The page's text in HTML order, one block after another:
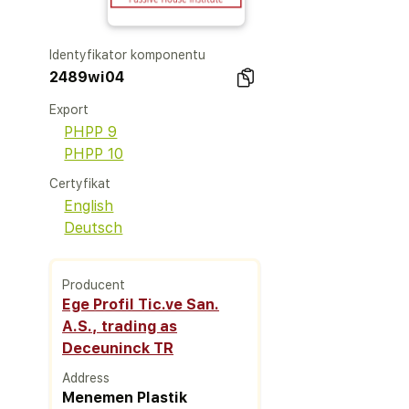
Identyfikator komponentu
2489wi04
Export
PHPP 9
PHPP 10
Certyfikat
English
Deutsch
Producent
Ege Profil Tic.ve San.
A.S., trading as
Deceuninck TR
Address
Menemen Plastik